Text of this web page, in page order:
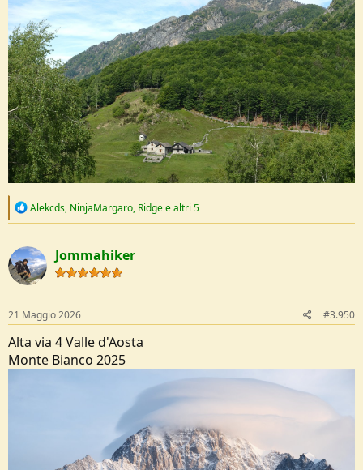
R
c
t
i
o
s
:
Alekcds, NinjaMargaro, Ridgee altri 5
Jommahiker
21 Maggio 2026 #3.950
Alta via 4 Valle d'Aosta
Monte Bianco 2025